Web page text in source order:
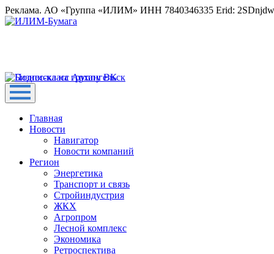
Реклама. АО «Группа «ИЛИМ» ИНН 7840346335 Erid:
Главная
Новости
Навигатор
Новости компаний
Регион
Энергетика
Транспорт и связь
Стройиндустрия
ЖКХ
Агропром
Лесной комплекс
Экономика
Ретроспектива